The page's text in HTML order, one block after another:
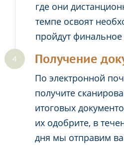
где они
темпе освоят
пройдут финальное
Получение
По электронной
получите
итоговых
их одобрите, в
дня мы отправим